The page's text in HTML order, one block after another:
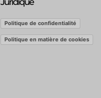
b
a
m
Politique de confidentialité
Politique en matière de cookies